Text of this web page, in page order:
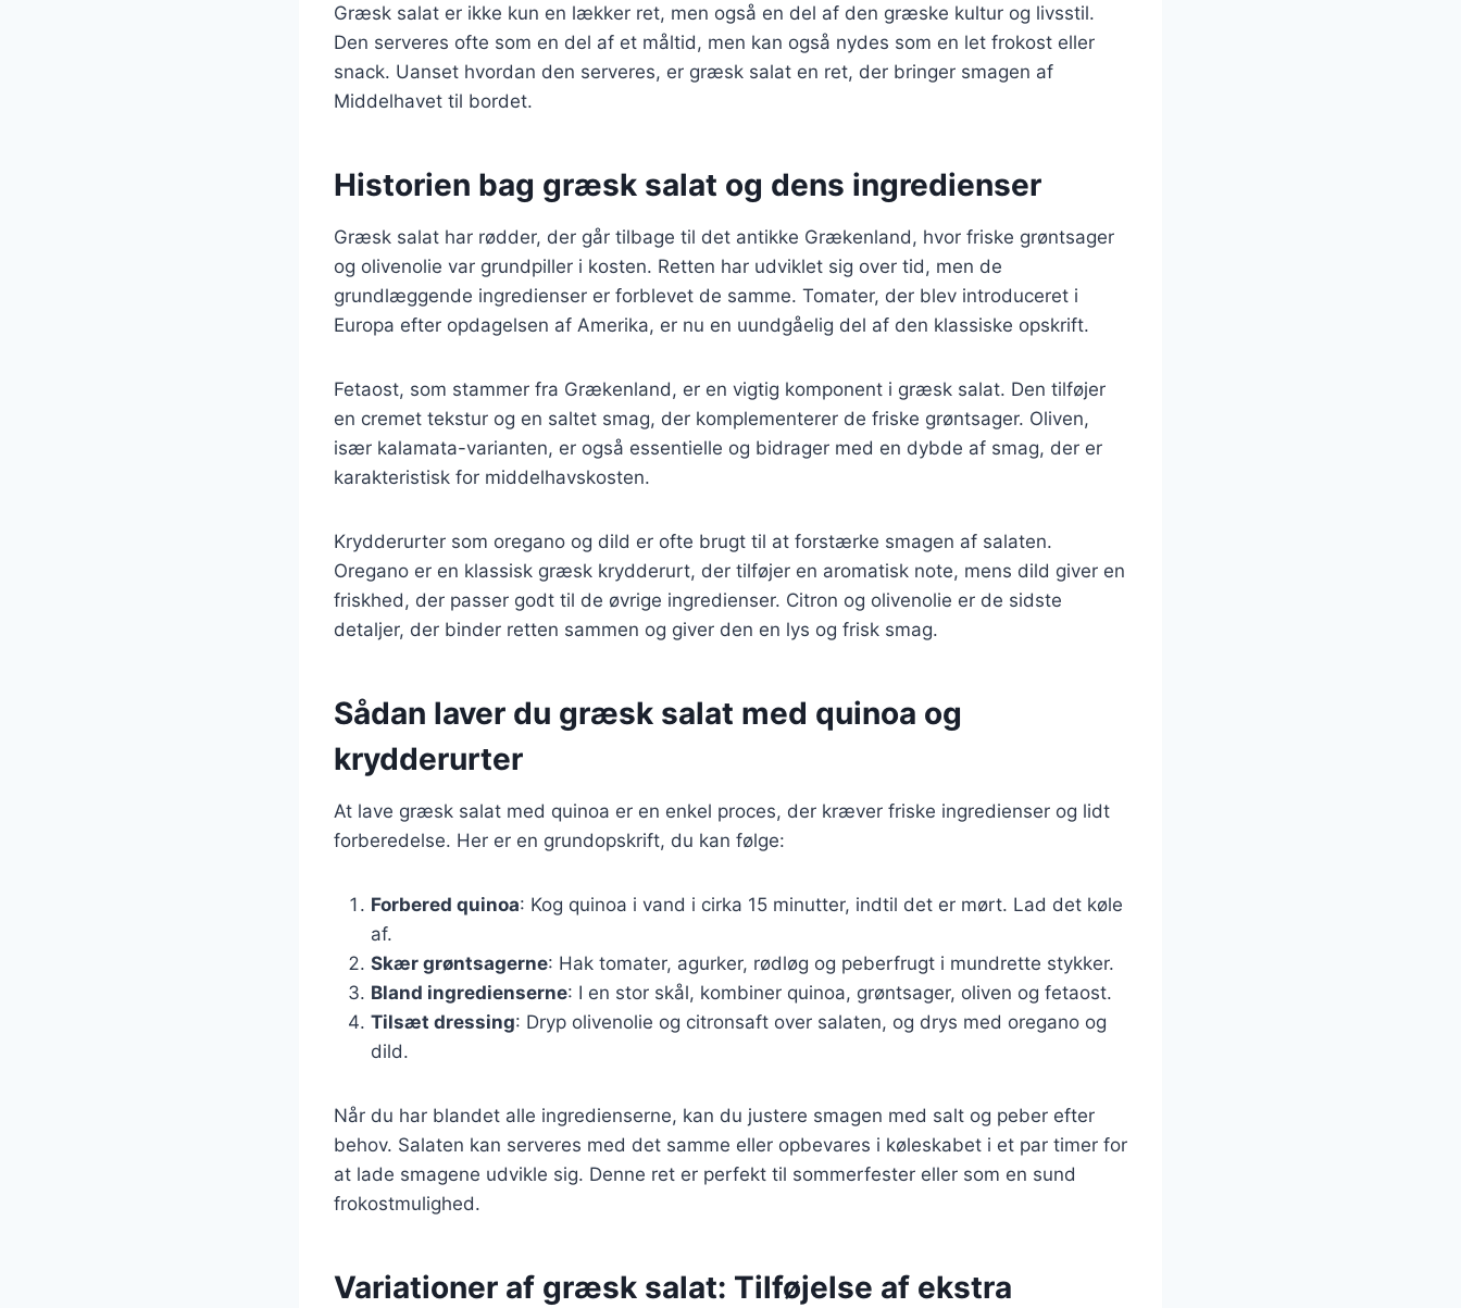
Græsk salat er ikke kun en lækker ret, men også en del af den græske kultur og livsstil.
Den serveres ofte som en del af et måltid, men kan også nydes som en let frokost eller
snack. Uanset hvordan den serveres, er græsk salat en ret, der bringer smagen af
Middelhavet til bordet.
Historien bag græsk salat og dens ingredienser
Græsk salat har rødder, der går tilbage til det antikke Grækenland, hvor friske grøntsager
og olivenolie var grundpiller i kosten. Retten har udviklet sig over tid, men de
grundlæggende ingredienser er forblevet de samme. Tomater, der blev introduceret i
Europa efter opdagelsen af Amerika, er nu en uundgåelig del af den klassiske opskrift.
Fetaost, som stammer fra Grækenland, er en vigtig komponent i græsk salat. Den tilføjer
en cremet tekstur og en saltet smag, der komplementerer de friske grøntsager. Oliven,
især kalamata-varianten, er også essentielle og bidrager med en dybde af smag, der er
karakteristisk for middelhavskosten.
Krydderurter som oregano og dild er ofte brugt til at forstærke smagen af salaten.
Oregano er en klassisk græsk krydderurt, der tilføjer en aromatisk note, mens dild giver en
friskhed, der passer godt til de øvrige ingredienser. Citron og olivenolie er de sidste
detaljer, der binder retten sammen og giver den en lys og frisk smag.
Sådan laver du græsk salat med quinoa og
krydderurter
At lave græsk salat med quinoa er en enkel proces, der kræver friske ingredienser og lidt
forberedelse. Her er en grundopskrift, du kan følge:
Forbered quinoa: Kog quinoa i vand i cirka 15 minutter, indtil det er mørt. Lad det køle
af.
Skær grøntsagerne: Hak tomater, agurker, rødløg og peberfrugt i mundrette stykker.
Bland ingredienserne: I en stor skål, kombiner quinoa, grøntsager, oliven og fetaost.
Tilsæt dressing: Dryp olivenolie og citronsaft over salaten, og drys med oregano og
dild.
Når du har blandet alle ingredienserne, kan du justere smagen med salt og peber efter
behov. Salaten kan serveres med det samme eller opbevares i køleskabet i et par timer for
at lade smagene udvikle sig. Denne ret er perfekt til sommerfester eller som en sund
frokostmulighed.
Variationer af græsk salat: Tilføjelse af ekstra